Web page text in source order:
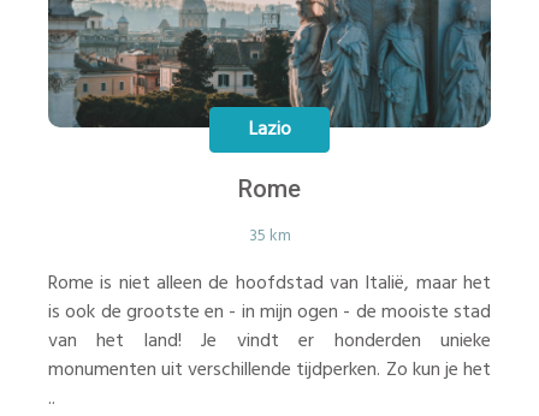
Lazio
Rome
35 km
Rome is niet alleen de hoofdstad van Italië, maar het
is ook de grootste en - in mijn ogen - de mooiste stad
van het land! Je vindt er honderden unieke
monumenten uit verschillende tijdperken. Zo kun je het
..